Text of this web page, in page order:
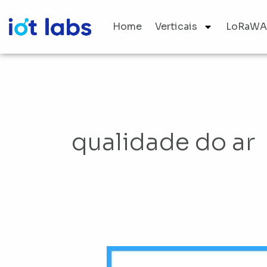
para
conteúdo
Home Verticais
qualidade do ar
Solução